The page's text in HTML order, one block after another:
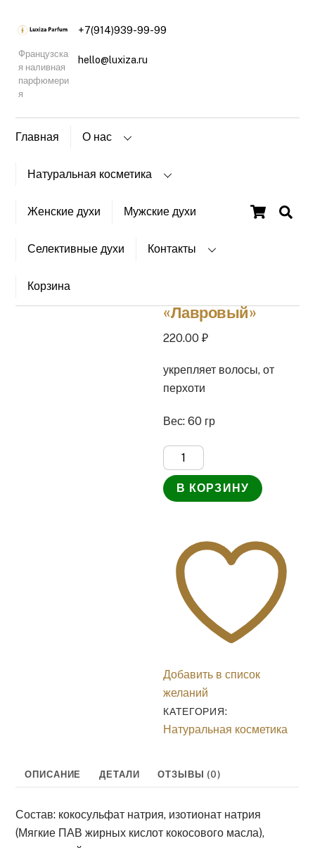
Французска
я наливная
парфюмери
я
Главная О нас
Натуральная косметика
Женские духи Мужские духи
Селективные духи Контакты
Корзина
+7(914)939-99-99
hello@luxiza.ru
косметика/ Твердый безсульфатный шампунь
Твердый
«Лавровый»
220.00₽
укрепляет волосы, от
перхоти
Вес: 60 гр
Количество
товара
Твердый
«Лавровый»
В КОРЗИНУ
Добавить в список
желаний
КАТЕГОРИЯ:
Натуральная косметика
ОПИСАНИЕ ДЕТАЛИ ОТЗЫВЫ (0)
Состав: кокосульфат натрия, изотионат натрия
(Мягкие ПАВ жирных кислот кокосового масла),